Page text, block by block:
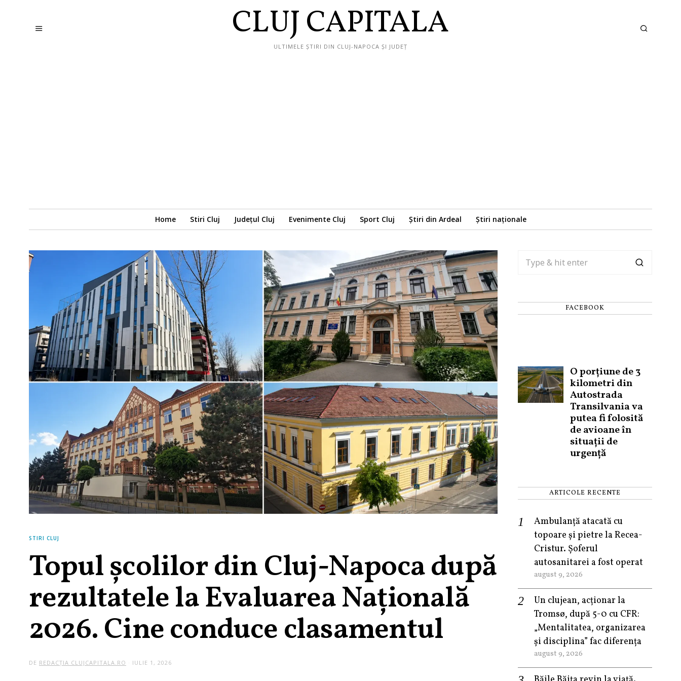
CLUJ CAPITALA
ULTIMELE ȘTIRI DIN CLUJ-NAPOCA ȘI JUDEȚ
Home Stiri Cluj Județul Cluj Evenimente Cluj Sport Cluj Știri din Ardeal Știri naționale
STIRI CLUJ
Topul școlilor din Cluj-Napoca după
rezultatele la Evaluarea Națională
2026. Cine conduce clasamentul
DE REDACȚIA CLUJCAPITALA.RO IULIE 1, 2026
FACEBOOK
O porțiune de 3
kilometri din
Autostrada
Transilvania va
putea fi folosită
de avioane în
situații de
urgență
ARTICOLE RECENTE
Ambulanță atacată cu
topoare și pietre la Recea-
Cristur. Șoferul
autosanitarei a fost operat
august 9, 2026
Un clujean, acționar la
Tromsø, după 5-0 cu CFR:
„Mentalitatea, organizarea
și disciplina” fac diferența
august 9, 2026